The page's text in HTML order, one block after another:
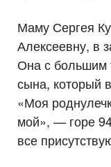
Маму Сергея
Алексеевну, в
Она с большим
сына, который
«Моя
мой», — горе
все